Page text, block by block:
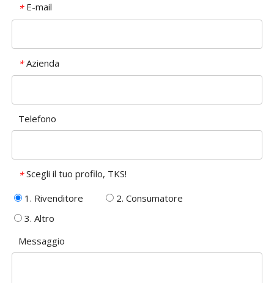
* E-mail
* Azienda
Telefono
* Scegli il tuo profilo, TKS!
1. Rivenditore
2. Consumatore
3. Altro
Messaggio